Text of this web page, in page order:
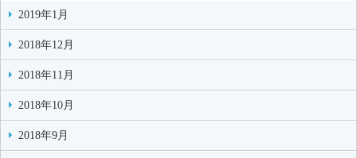
2019年1月
2018年12月
2018年11月
2018年10月
2018年9月